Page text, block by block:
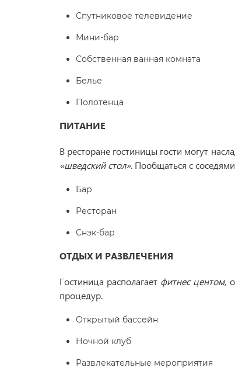
Спутниковое телевидение
Мини-бар
Собственная ванная комната
Белье
Полотенца
ПИТАНИЕ
В ресторане гостиницы гости могут
«шведский стол». Пообщаться с
Бар
Ресторан
Снэк-бар
ОТДЫХ И РАЗВЛЕЧЕНИЯ
Гостиница располагает фитнес центом,
процедур.
Открытый бассейн
Ночной клуб
Развлекательные мероприятия